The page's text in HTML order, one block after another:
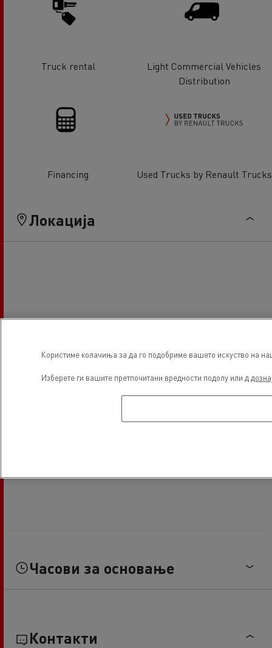
Truck rental
Light Commercial Vehicles
Distribution
Financing Used Trucks by Renault Trucks
Локација
Часови за основање
Контакти
Користиме колачиња за да го подобриме вашето искуство на
Изберете ги вашите претпочитани вредности подолу или д